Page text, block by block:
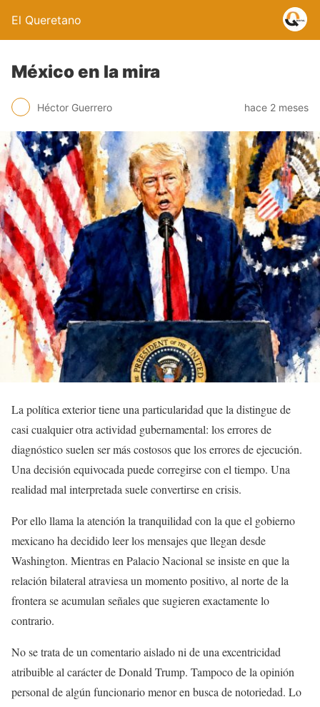
El Queretano
México en la mira
Héctor Guerrero hace 2 meses
La política exterior tiene una particularidad que la distingue de
casi cualquier otra actividad gubernamental: los errores de
diagnóstico suelen ser más costosos que los errores de ejecución.
Una decisión equivocada puede corregirse con el tiempo. Una
realidad mal interpretada suele convertirse en crisis.
Por ello llama la atención la tranquilidad con la que el gobierno
mexicano ha decidido leer los mensajes que llegan desde
Washington. Mientras en Palacio Nacional se insiste en que la
relación bilateral atraviesa un momento positivo, al norte de la
frontera se acumulan señales que sugieren exactamente lo
contrario.
No se trata de un comentario aislado ni de una excentricidad
atribuible al carácter de Donald Trump. Tampoco de la opinión
personal de algún funcionario menor en busca de notoriedad. Lo